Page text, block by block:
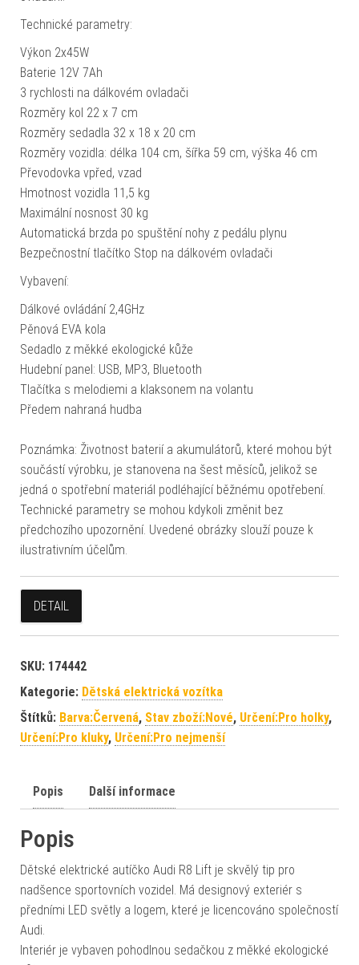
Technické parametry:
Výkon 2x45W
Baterie 12V 7Ah
3 rychlosti na dálkovém ovladači
Rozměry kol 22 x 7 cm
Rozměry sedadla 32 x 18 x 20 cm
Rozměry vozidla: délka 104 cm, šířka 59 cm, výška 46 cm
Převodovka vpřed, vzad
Hmotnost vozidla 11,5 kg
Maximální nosnost 30 kg
Automatická brzda po spuštění nohy z pedálu plynu
Bezpečnostní tlačítko Stop na dálkovém ovladači
Vybavení:
Dálkové ovládání 2,4GHz
Pěnová EVA kola
Sedadlo z měkké ekologické kůže
Hudební panel: USB, MP3, Bluetooth
Tlačítka s melodiemi a klaksonem na volantu
Předem nahraná hudba
Poznámka: Životnost baterií a akumulátorů, které mohou být
součástí výrobku, je stanovena na šest měsíců, jelikož se
jedná o spotřební materiál podléhající běžnému opotřebení.
Technické parametry se mohou kdykoli změnit bez
předchozího upozornění. Uvedené obrázky slouží pouze k
ilustrativním účelům.
DETAIL
SKU: 174442
Kategorie: Dětská elektrická vozítka
Štítků: Barva:Červená, Stav zboží:Nové, Určení:Pro holky,
Určení:Pro kluky, Určení:Pro nejmenší
Popis Další informace
Popis
Dětské elektrické autíčko Audi R8 Lift je skvělý tip pro
nadšence sportovních vozidel. Má designový exteriér s
předními LED světly a logem, které je licencováno společností
Audi.
Interiér je vybaven pohodlnou sedačkou z měkké ekologické